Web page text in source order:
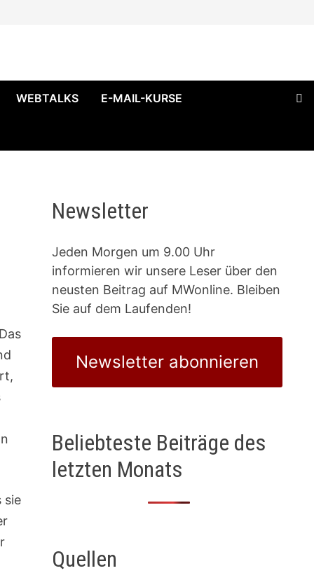
WEBTALKS E-MAIL-KURSE
sie
Newsletter
Jeden Morgen um 9.00 Uhr
informieren wir unsere Leser über den
neusten Beitrag auf MWonline. Bleiben
Sie auf dem Laufenden!
Newsletter abonnieren
Beliebteste Beiträge des
letzten Monats
Quellen